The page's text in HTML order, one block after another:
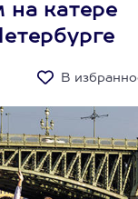
на катере
В